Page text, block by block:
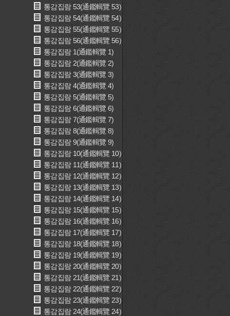
통감집람 53(通鑑輯覽 53)
통감집람 54(通鑑輯覽 54)
통감집람 55(通鑑輯覽 55)
통감집람 56(通鑑輯覽 56)
통감집람 1(通鑑輯覽 1)
통감집람 2(通鑑輯覽 2)
통감집람 3(通鑑輯覽 3)
통감집람 4(通鑑輯覽 4)
통감집람 5(通鑑輯覽 5)
통감집람 6(通鑑輯覽 6)
통감집람 7(通鑑輯覽 7)
통감집람 8(通鑑輯覽 8)
통감집람 9(通鑑輯覽 9)
통감집람 10(通鑑輯覽 10)
통감집람 11(通鑑輯覽 11)
통감집람 12(通鑑輯覽 12)
통감집람 13(通鑑輯覽 13)
통감집람 14(通鑑輯覽 14)
통감집람 15(通鑑輯覽 15)
통감집람 16(通鑑輯覽 16)
통감집람 17(通鑑輯覽 17)
통감집람 18(通鑑輯覽 18)
통감집람 19(通鑑輯覽 19)
통감집람 20(通鑑輯覽 20)
통감집람 21(通鑑輯覽 21)
통감집람 22(通鑑輯覽 22)
통감집람 23(通鑑輯覽 23)
통감집람 24(通鑑輯覽 24)